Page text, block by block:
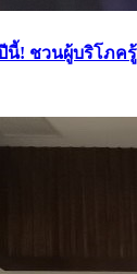
นี้! ชวนผู้บริโภค